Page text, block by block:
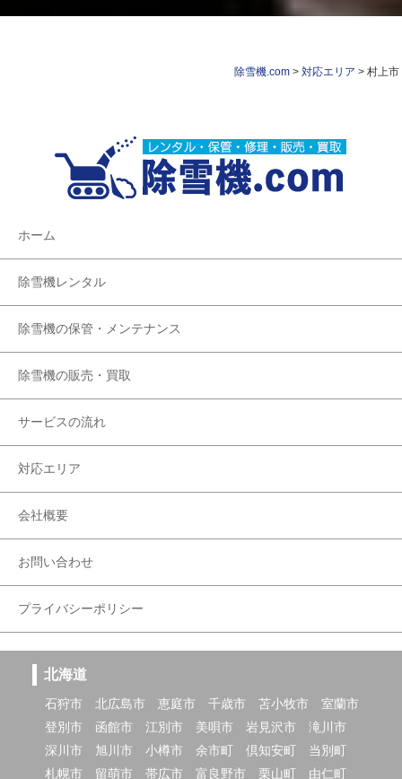
除雪機.com > 対応エリア > 村上市
ホーム
除雪機レンタル
除雪機の保管・メンテナンス
除雪機の販売・買取
サービスの流れ
対応エリア
会社概要
お問い合わせ
プライバシーポリシー
北海道
石狩市 北広島市 恵庭市 千歳市 苫小牧市
室蘭市
登別市
函館市 江別市 美唄市 岩見沢市
滝川市
深川市
旭川市 小樽市 余市町 倶知安町
当別町
札幌市
留萌市 帯広市 富良野市 栗山町
由仁町